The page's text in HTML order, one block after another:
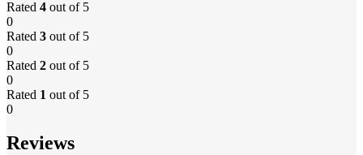
Rated 4 out of 5
0
Rated 3 out of 5
0
Rated 2 out of 5
0
Rated 1 out of 5
0
Reviews